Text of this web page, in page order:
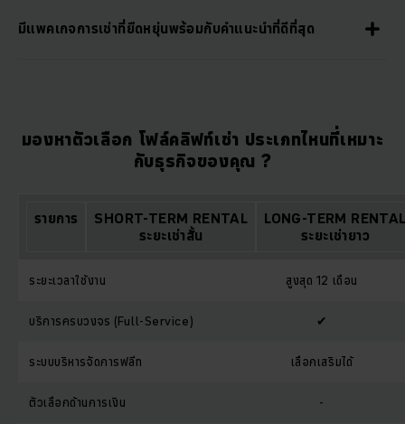
มีแพคเกจการเช่าที่ยืดหยุ่นพร้อมกับคำแนะนำที่ดีที่สุด
มองหาตัวเลือก โฟล์คลิฟท์เช่า ประเภทไหนที่เหมาะ
กับธุรกิจของคุณ ?
รายการ
SHORT-TERM RENTAL
ระยะเช่าสั้น
LONG-TERM
ระยะเช่ายาว
ระยะเวลาใช้งาน สูงสุด 12 เดือน
บริการครบวงจร (Full-Service) ✔
ระบบบริหารจัดการฟลีท เลือกเสริมได้
ตัวเลือกด้านการเงิน -